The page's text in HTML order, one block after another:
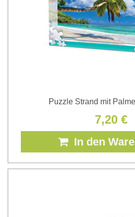
Puzzle Strand mit
7,20 €
In den